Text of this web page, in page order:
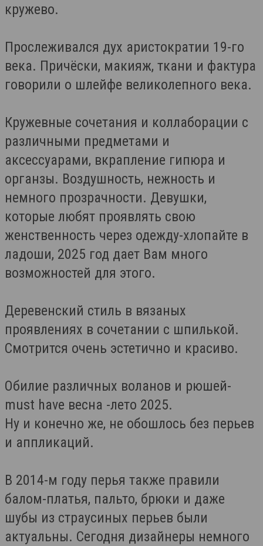
кружево.
Прослеживался дух аристократии 19-го
века. Причёски, макияж, ткани и фактура
говорили о шлейфе великолепного века.
Кружевные сочетания и коллаборации с
различными предметами и
аксессуарами, вкрапление гипюра и
органзы. Воздушность, нежность и
немного прозрачности. Девушки,
которые любят проявлять свою
женственность через одежду-хлопайте в
ладоши, 2025 год дает Вам много
возможностей для этого.
Деревенский стиль в вязаных
проявлениях в сочетании с шпилькой.
Смотрится очень эстетично и красиво.
Обилие различных воланов и рюшей-
must have весна -лето 2025.
Ну и конечно же, не обошлось без перьев
и аппликаций.
В 2014-м году перья также правили
балом-платья, пальто, брюки и даже
шубы из страусиных перьев были
актуальны. Сегодня дизайнеры немного